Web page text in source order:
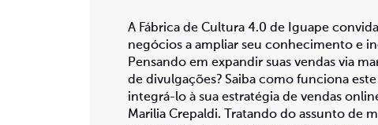
A Fábrica de Cultura 4.0 de Iguape
negócios a ampliar seu conhecimento e
Pensando em expandir suas vendas via
de divulgações? Saiba como funciona
integrá-lo à sua estratégia de vendas
Marilia Crepaldi. Tratando do assunto de